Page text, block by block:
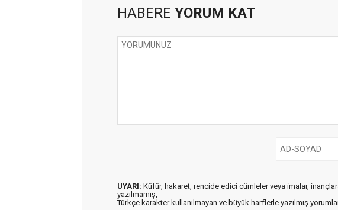
HABERE YORUM KAT
UYARI: Küfür, hakaret, rencide edici cümleler veya imalar,
yazılmamış,
Türkçe karakter kullanılmayan ve büyük harflerle yazılmış